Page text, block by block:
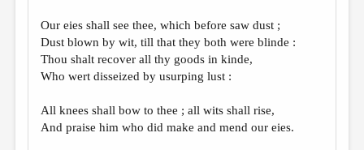
ЛИТЕРАТУРОВЕДЕНИЕ
КУЛЬТУРОВЕДЕНИЕ
ПУБЛИЦИСТИКА
РЕЦЕНЗИРОВАНИЕ
ЦИКЛЫ ПУБЛИКАЦИЙ
Our eies shall see thee, which before saw dust ;
Dust blown by wit, till that they both were blinde :
Thou shalt recover all thy goods in kinde,
Who wert disseized by usurping lust :
All knees shall bow to thee ; all wits shall rise,
And praise him who did make and mend our eies.